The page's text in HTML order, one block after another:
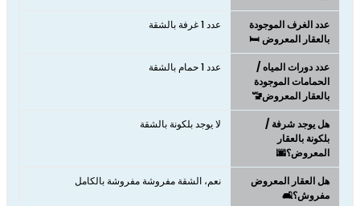
عدد الغرف الموجودة
بالعقار المعروض 🛏️
عدد 1 غرفة بالشقة
عدد دورات المياه /
الحمامات الموجودة
بالعقار المعروض🚾
عدد 1 حمام بالشقة
هل يوجد شرفة /
بلكونة بالعقار
المعروض؟🌆
لا يوجد بلكونة بالشقة
هل العقار المعروض
مفروش؟🛋️
نعم، الشقة مفروشة مفروشة بالكامل